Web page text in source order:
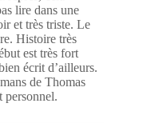
lire dans une
et très triste. Le
Histoire très
est très fort
écrit d’ailleurs.
de Thomas
personnel.